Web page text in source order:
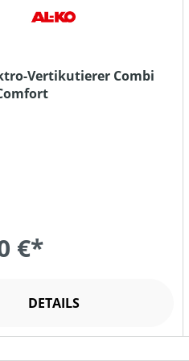
Vertikutierer Combi
€*
DETAILS